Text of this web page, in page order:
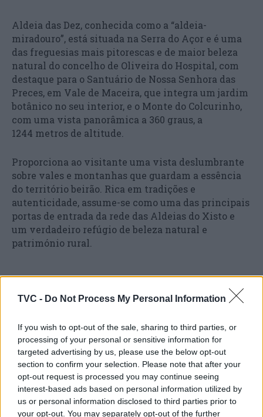
TVC - Do Not Process My Personal Information
If you wish to opt-out of the sale, sharing to third parties, or
processing of your personal or sensitive information for
targeted advertising by us, please use the below opt-out
section to confirm your selection. Please note that after your
opt-out request is processed you may continue seeing
interest-based ads based on personal information utilized by
us or personal information disclosed to third parties prior to
your opt-out. You may separately opt-out of the further
Aldeia das Dez, conhecida como a “aldeia-
miradouro”, está situada na Serra do Açor e é uma
das freguesias mais pitorescas e de maior beleza
natural do concelho de Oliveira do Hospital, com
destaque para o Santuário de Nossa Senhora das
Preces, em Vale de Maceira, que integra um jardim
botânico no seu interior, e o Monte do Colcurinho,
com uma vista panorâmica a 360 graus, a
1244 metros de altitude.
Proporciona ao visitante uma vista deslumbrante
sobre vales e montanhas que guardam a essência
do território beirão. Rica em tradições e
autenticidade, assume-se como uma das principais
portas de entrada da rede das Aldeias do Xisto e
um verdadeiro refúgio de beleza natural e
património rural.
Severamente afetada pelos incêndios do Piódão,
em agosto de 2025, Aldeia das Dez integra
recuperar o seu património, valorizar o território e
reforçar o dinamismo local.
A dinamização de eventos e a promoção de visitas
assumem, neste contexto, um papel fundamental
para devolver vida, confiança e esperança a um dos